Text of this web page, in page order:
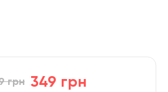
349 грн
грн